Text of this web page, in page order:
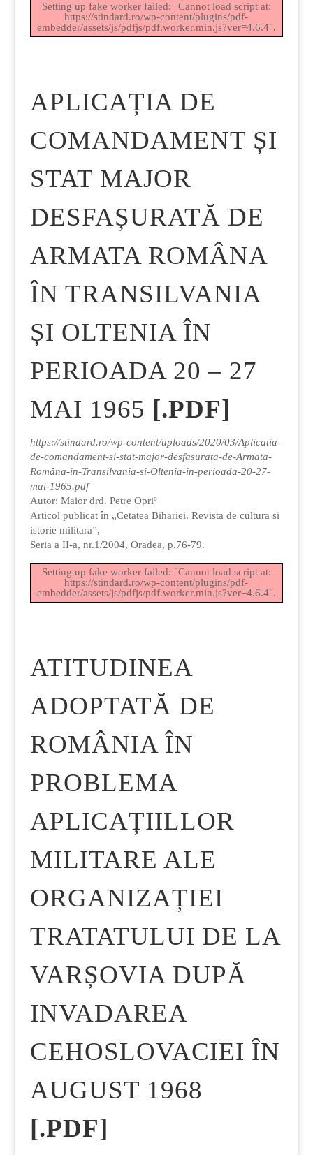
Setting up fake worker failed: "Cannot load script at:
https://stindard.ro/wp-content/plugins/pdf-
embedder/assets/js/pdfjs/pdf.worker.min.js?ver=4.6.4".
APLICAȚIA DE
COMANDAMENT ȘI
STAT MAJOR
DESFAȘURATĂ DE
ARMATA ROMÂNA
ÎN TRANSILVANIA
ȘI OLTENIA ÎN
PERIOADA 20 – 27
MAI 1965 [.PDF]
https://stindard.ro/wp-content/uploads/2020/03/Aplicatia-
de-comandament-si-stat-major-desfasurata-de-Armata-
Româna-in-Transilvania-si-Oltenia-in-perioada-20-27-
mai-1965.pdf
Autor: Maior drd. Petre Opriº
Articol publicat în „Cetatea Bihariei. Revista de cultura si
istorie militara”,
Seria a II-a, nr.1/2004, Oradea, p.76-79.
Setting up fake worker failed: "Cannot load script at:
https://stindard.ro/wp-content/plugins/pdf-
embedder/assets/js/pdfjs/pdf.worker.min.js?ver=4.6.4".
ATITUDINEA
ADOPTATĂ DE
ROMÂNIA ÎN
PROBLEMA
APLICAȚIILLOR
MILITARE ALE
ORGANIZAȚIEI
TRATATULUI DE LA
VARȘOVIA DUPĂ
INVADAREA
CEHOSLOVACIEI ÎN
AUGUST 1968
[.PDF]